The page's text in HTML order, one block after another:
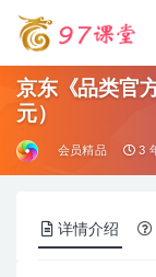
京东《品类官
元）
会员精品 3
详情介绍